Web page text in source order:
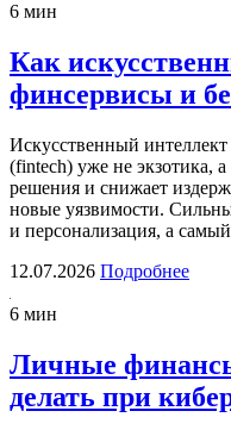
6 мин
Как
финсервисы и
Искусственный
(fintech) уже не экзотика, а
решения и снижает
новые уязвимости.
и персонализация, а
12.07.2026 Подробнее
6 мин
Личные
делать при